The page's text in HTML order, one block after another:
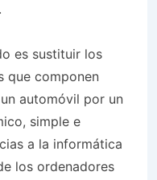
es sustituir los
que componen
automóvil por un
simple e
a la informática
los ordenadores